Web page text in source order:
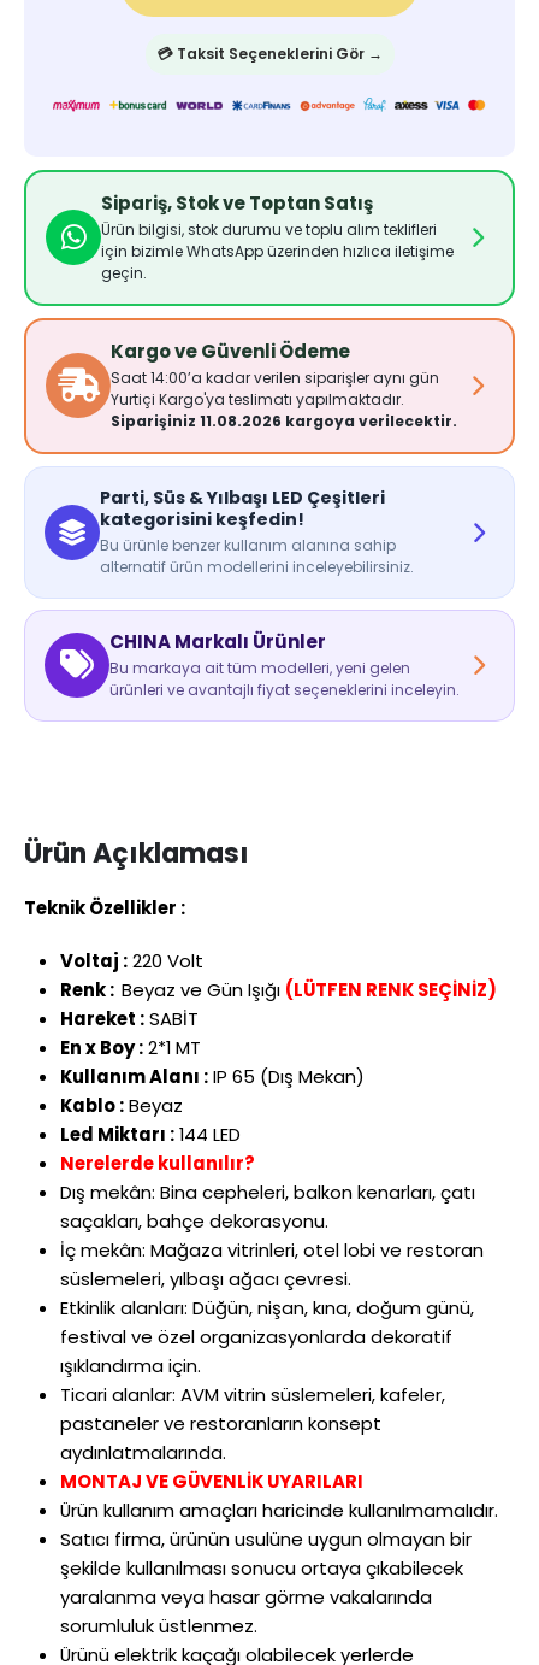
💳 Taksit Seçeneklerini Gör →
Sipariş, Stok ve Toptan Satış
Ürün bilgisi, stok durumu ve toplu alım teklifleri
için bizimle WhatsApp üzerinden hızlıca iletişime
geçin.
Kargo ve Güvenli Ödeme
Saat 14:00’a kadar verilen siparişler aynı gün
Yurtiçi Kargo'ya teslimatı yapılmaktadır.
Siparişiniz 11.08.2026 kargoya verilecektir.
Parti, Süs & Yılbaşı LED Çeşitleri
kategorisini keşfedin!
Bu ürünle benzer kullanım alanına sahip
alternatif ürün modellerini inceleyebilirsiniz.
CHINA Markalı Ürünler
Bu markaya ait tüm modelleri, yeni gelen
ürünleri ve avantajlı fiyat seçeneklerini inceleyin.
Ürün Açıklaması
Teknik Özellikler :
Voltaj :220 Volt
Renk : Beyaz ve Gün Işığı (LÜTFEN RENK SEÇİNİZ)
Hareket :SABİT
En x Boy :2*1 MT
Kullanım Alanı :IP 65 (Dış Mekan)
Kablo :Beyaz
Led Miktarı :144 LED
Nerelerde kullanılır?
Dış mekân: Bina cepheleri, balkon kenarları,çatı
saçakları, bahçe dekorasyonu.
İç mekân: Mağaza vitrinleri, otel lobi ve restoran
süslemeleri, yılbaşı ağacıçevresi.
Etkinlik alanları: Düğün, nişan, kına, doğum günü,
festival ve özel organizasyonlarda dekoratif
ışıklandırma için.
Ticari alanlar: AVM vitrin süslemeleri, kafeler,
pastaneler ve restoranların konsept
aydınlatmalarında.
MONTAJ VE GÜVENLİK UYARILARI
Ürün kullanım amaçları haricinde kullanılmamalıdır.
Satıcı firma, ürünün usulüne uygun olmayan bir
şekilde kullanılması sonucu ortaya çıkabilecek
yaralanma veya hasar görme vakalarında
sorumluluk üstlenmez.
Ürünü elektrik kaçağı olabilecek yerlerde